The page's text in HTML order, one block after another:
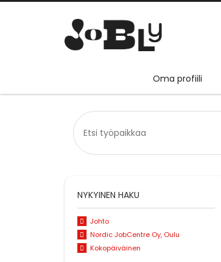
Oma profiili
NYKYINEN HAKU
Johto
Nordic JobCentre Oy, Oulu
Kokopäiväinen